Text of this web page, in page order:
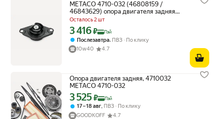
METACO 4710-032 (46808159 /
46843629) опора двигателя задняя
albea (2003)
Осталось 2 шт
Цена с картой Яндекс Пэй 3416 ₽ вместо
3 416₽ Пэй
Послезавтра, ПВЗ
По клику
10w40
4.7
Опора двигателя задняя, 4710032
METACO 4710-032
Цена с картой Яндекс Пэй 3525 ₽ вместо
3 525₽ Пэй
17 – 18 авг, ПВЗ
По клику
GOODKOFF
4.7